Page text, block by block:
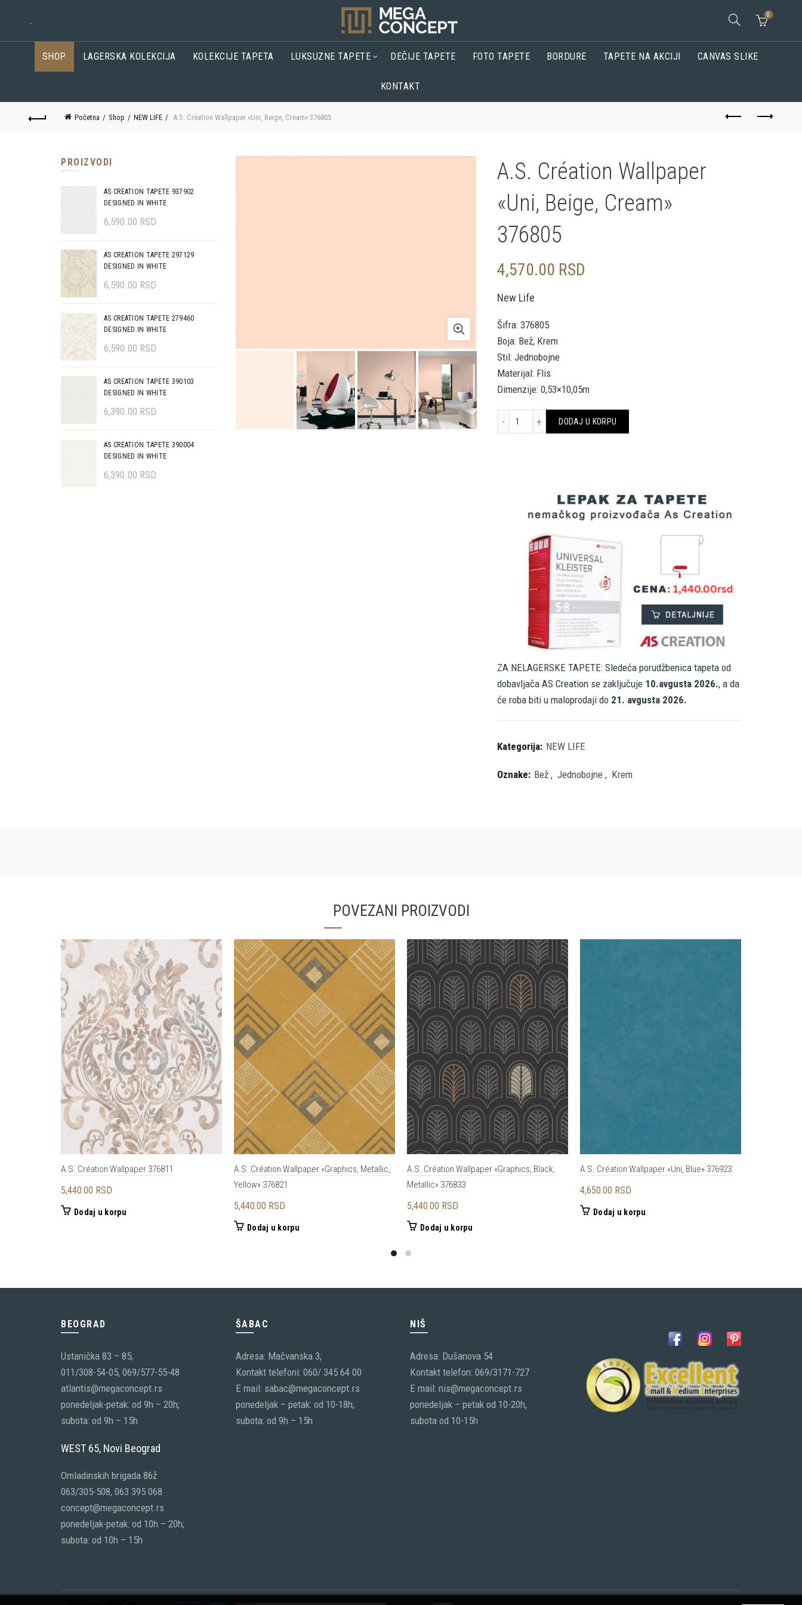
. 0
SHOP LAGERSKA KOLEKCIJA KOLEKCIJE TAPETA LUKSUZNE TAPETE DEČIJE TAPETE FOTO TAPETE BORDURE TAPETE NA AKCIJI CANVAS SLIKE
KONTAKT
Početna Shop NEW LIFE A.S. Création Wallpaper «Uni, Beige, Cream» 376805
A.S. Création Wallpaper
«Uni, Beige, Cream»
376805
4,570.00 RSD
New Life
Šifra: 376805
Boja: Bež, Krem
Stil: Jednobojne
Materijal: Flis
Dimenzije: 0,53×10,05m
DODAJ U KORPU
ZA NELAGERSKE TAPETE: Sledeća porudžbenica tapeta od
dobavljača AS Creation se zaključuje 10.avgusta 2026., a da
će roba biti u maloprodaji do 21. avgusta 2026.
Kategorija: NEW LIFE
Oznake: Bež , Jednobojne , Krem
PROIZVODI
AS CREATION TAPETE 937902
DESIGNED IN WHITE
6,590.00 RSD
AS CREATION TAPETE 297129
DESIGNED IN WHITE
6,590.00 RSD
AS CREATION TAPETE 279460
DESIGNED IN WHITE
6,590.00 RSD
AS CREATION TAPETE 390103
DESIGNED IN WHITE
6,390.00 RSD
AS CREATION TAPETE 390004
DESIGNED IN WHITE
6,390.00 RSD
POVEZANI PROIZVODI
A.S. Création Wallpaper 376811
5,440.00 RSD
Dodaj u korpu
A.S. Création Wallpaper «Graphics, Metallic,
Yellow» 376821
5,440.00 RSD
Dodaj u korpu
A.S. Création Wallpaper «Graphics, Black,
Metallic» 376833
5,440.00 RSD
Dodaj u korpu
A.S. Création Wallpaper «Uni, Blue» 376923
4,650.00 RSD
Dodaj u korpu
BEOGRAD
Ustanička 83 – 85;
011/308-54-05, 069/577-55-48
atlantis@megaconcept.rs
ponedeljak-petak: od 9h – 20h;
subota: od 9h – 15h
WEST 65, Novi Beograd
Omladinskih brigada 86ž
063/305-508, 063 395 068
concept@megaconcept.rs
ponedeljak-petak: od 10h – 20h;
subota: od 10h – 15h
ŠABAC
Adresa: Mačvanska 3;
Kontakt telefoni: 060/ 345 64 00
E mail: sabac@megaconcept.rs
ponedeljak – petak: od 10-18h;
subota: od 9h – 15h
NIŠ
Adresa: Dušanova 54
Kontakt telefon: 069/3171-727
E mail: nis@megaconcept.rs
ponedeljak – petak od 10-20h,
subota od 10-15h